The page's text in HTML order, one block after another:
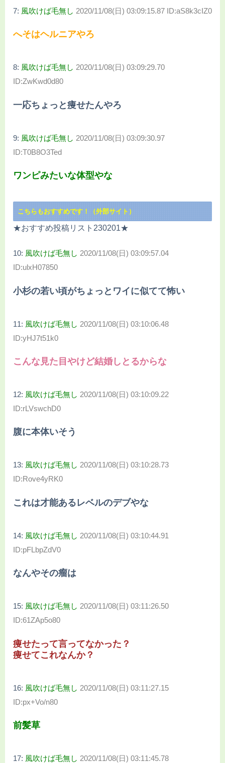
7: 風吹けば毛無し 2020/11/08(日) 03:09:15.87 ID:aS8k3cIZ0
へそはヘルニアやろ
8: 風吹けば毛無し 2020/11/08(日) 03:09:29.70
ID:ZwKwd0d80
一応ちょっと痩せたんやろ
9: 風吹けば毛無し 2020/11/08(日) 03:09:30.97
ID:T0B8O3Ted
ワンピみたいな体型やな
こちらもおすすめです！（外部サイト）
★おすすめ投稿リスト230201★
10: 風吹けば毛無し 2020/11/08(日) 03:09:57.04
ID:ulxH07850
小杉の若い頃がちょっとワイに似てて怖い
11: 風吹けば毛無し 2020/11/08(日) 03:10:06.48
ID:yHJ7t51k0
こんな見た目やけど結婚しとるからな
12: 風吹けば毛無し 2020/11/08(日) 03:10:09.22
ID:rLVswchD0
腹に本体いそう
13: 風吹けば毛無し 2020/11/08(日) 03:10:28.73
ID:Rove4yRK0
これは才能あるレベルのデブやな
14: 風吹けば毛無し 2020/11/08(日) 03:10:44.91
ID:pFLbpZdV0
なんやその瘤は
15: 風吹けば毛無し 2020/11/08(日) 03:11:26.50
ID:61ZAp5o80
痩せたって言ってなかった？
痩せてこれなんか？
16: 風吹けば毛無し 2020/11/08(日) 03:11:27.15
ID:px+Vo/n80
前髪草
17: 風吹けば毛無し 2020/11/08(日) 03:11:45.78